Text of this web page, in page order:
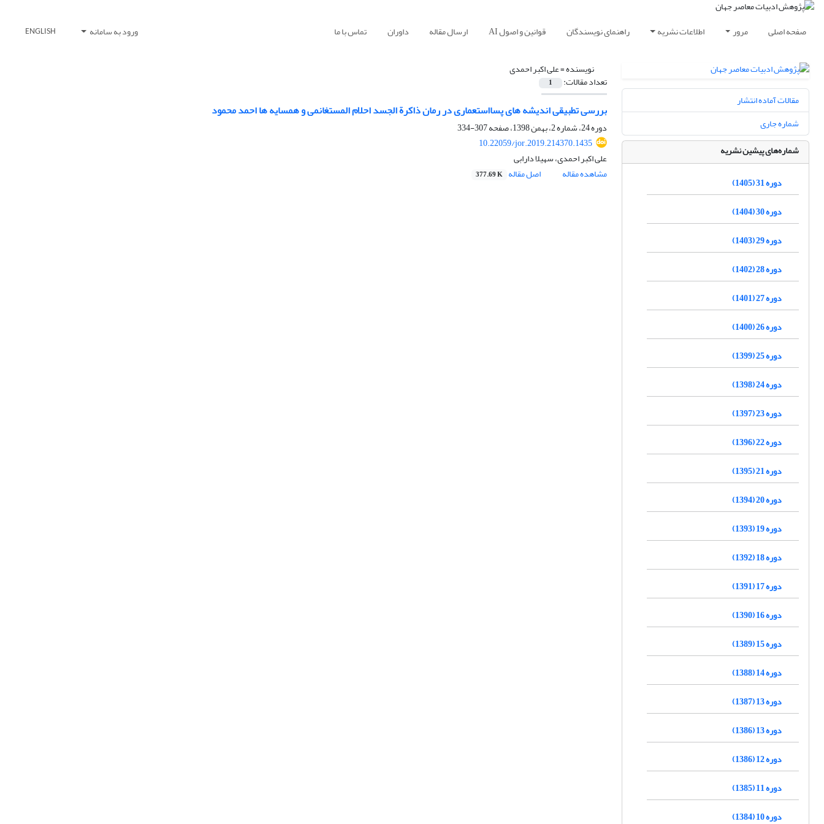
صفحه اصلی مرور اطلاعات نشریه راهنمای نویسندگان قوانین و اصول AI ارسال مقاله داوران تماس با ما ورود به سامانه ENGLISH
نویسنده =علی اکبر احمدی
تعداد مقالات: 1
بررسی تطبیقی اندیشه های پسااستعماری در رمان ذاکرة الجسد احلام المستغانمی و همسایه ها احمد محمود
دوره 24، شماره 2، بهمن 1398، صفحه
307-334
10.22059/jor.2019.214370.1435
علی اکبر احمدی، سهیلا دارابی
مشاهده مقاله
اصل مقاله 377.69 K
مقالات آماده انتشار
شماره جاری
شماره‌های پیشین نشریه
دوره 31 (1405)
دوره 30 (1404)
دوره 29 (1403)
دوره 28 (1402)
دوره 27 (1401)
دوره 26 (1400)
دوره 25 (1399)
دوره 24 (1398)
دوره 23 (1397)
دوره 22 (1396)
دوره 21 (1395)
دوره 20 (1394)
دوره 19 (1393)
دوره 18 (1392)
دوره 17 (1391)
دوره 16 (1390)
دوره 15 (1389)
دوره 14 (1388)
دوره 13 (1387)
دوره 13 (1386)
دوره 12 (1386)
دوره 11 (1385)
دوره 10 (1384)